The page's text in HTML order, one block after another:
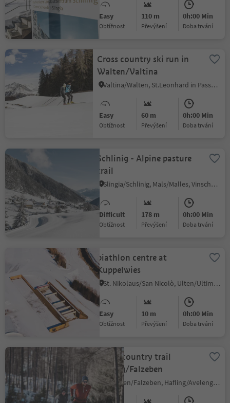
Easy
Obtížnost
110 m
Převýšení
0h:00 Min
doba trvání
Cross country ski run in
Walten/Valtina
Valtina/Walten, St.Leonhard in Passeier/San Leonardo in Passiria, Meran/Merano and environs
Easy
Obtížnost
60 m
Převýšení
0h:00 Min
doba trvání
Schlinig - Alpine pasture
trail
Slingia/Schlinig, Mals/Malles, Vinschgau/Val Venosta
Difficult
Obtížnost
178 m
Převýšení
0h:00 Min
doba trvání
biathlon centre at
Kuppelwies
St. Nikolaus/San Nicolò, Ulten/Ultimo, Meran/Merano and environs
Easy
Obtížnost
10 m
Převýšení
0h:00 Min
doba trvání
Cross-country trail
Hafling/Falzeben
Falzeben/Falzeben, Hafling/Avelengo, Meran/Merano and environs